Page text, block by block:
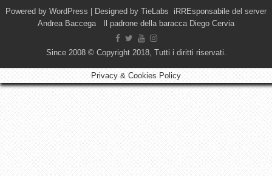
Powered by WordPress | Designed by TieLabs iRREsponsabile del server
Andrea Baccega Il padrone della baracca Diego Cervia
Since 2008 © Copyright 2018, Tutti i diritti riservati.
Privacy & Cookies Policy